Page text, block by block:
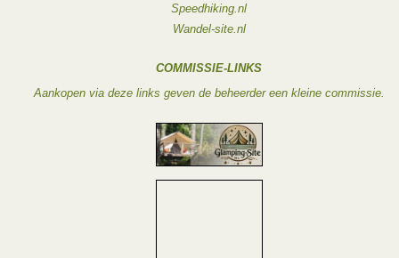
Speedhiking.nl
Wandel-site.nl
COMMISSIE-LINKS
Aankopen via deze links geven de beheerder een kleine commissie.